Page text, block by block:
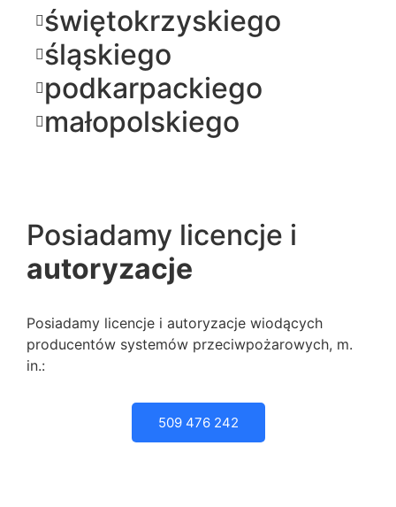
świętokrzyskiego
śląskiego
podkarpackiego
małopolskiego
Posiadamy licencje i
autoryzacje
Posiadamy licencje i autoryzacje wiodących
producentów systemów przeciwpożarowych, m.
in.:
509 476 242